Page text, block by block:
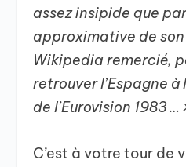
assez insipide que
approximative de
Wikipedia remercié,
retrouver l’Espagne
de l’Eurovision 1983 …
C’est à votre tour de